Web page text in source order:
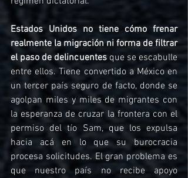
Estados Unidos no tiene cómo frenar
realmente la migración ni forma de filtrar
el paso de delincuentes que se escabulle
entre ellos. Tiene convertido a México en
un tercer país seguro de facto, donde se
agolpan miles y miles de migrantes con
la esperanza de cruzar la frontera con el
permiso del tío Sam, que los expulsa
hacia acá en lo que su burocracia
procesa solicitudes. El gran problema es
que nuestro país no recibe apoyo